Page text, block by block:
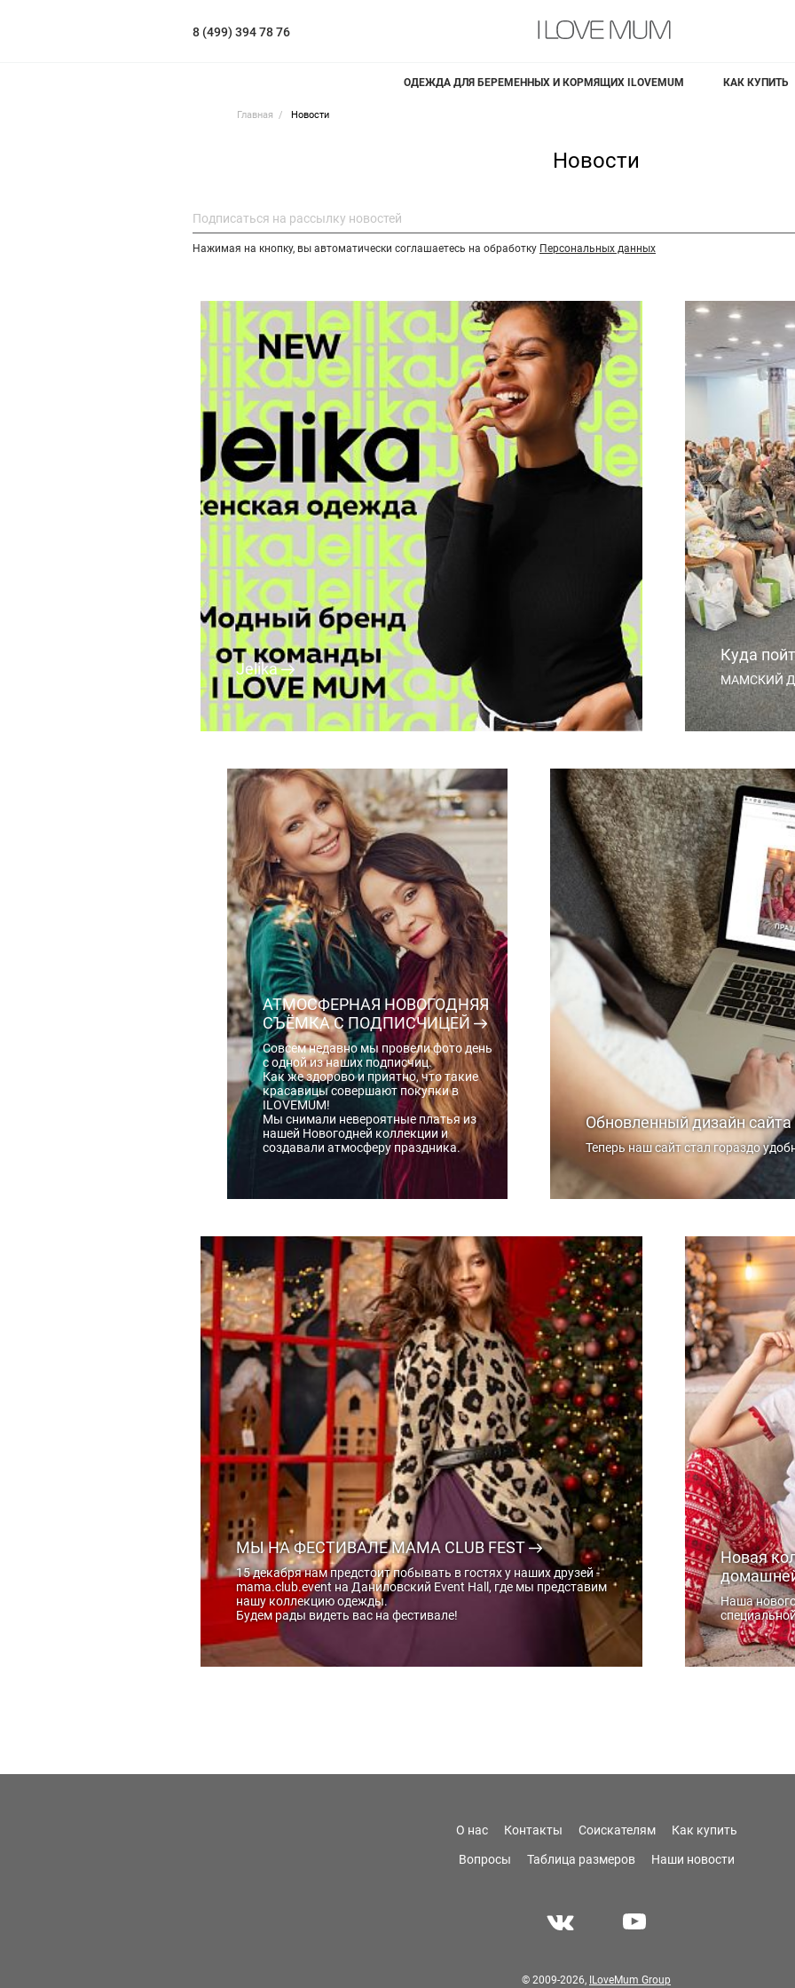
8 (499) 394 78 76
ОДЕЖДА ДЛЯ БЕРЕМЕННЫХ И КОРМЯЩИХ ILOVEMUM КАК КУПИТЬ
Главная Новости
Новости
Нажимая на кнопку, вы автоматически соглашаетесь на обработку Персональных данных
Jelika
Куда
МАМСКИЙ
Обновленный дизайн сайта
Теперь наш сайт стал гораздо
АТМОСФЕРНАЯ НОВОГОДНЯЯ
СЪЁМКА С ПОДПИСЧИЦЕЙ
Совсем недавно мы провели фото день
с одной из наших подписчиц.
Как же здорово и приятно, что такие
красавицы совершают покупки в
ILOVEMUM!
Мы снимали невероятные платья из
нашей Новогодней коллекции и
создавали атмосферу праздника.
МЫ НА ФЕСТИВАЛЕ MAMA CLUB FEST
15 декабря нам предстоит побывать в гостях у наших друзей -
mama.club.event на Даниловский Event Hall, где мы представим
нашу коллекцию одежды.
Будем рады видеть вас на фестивале!
Новая
Наша
О нас Контакты Соискателям Как купить
Вопросы Таблица размеров Наши новости
© 2009-2026, ILoveMum Group